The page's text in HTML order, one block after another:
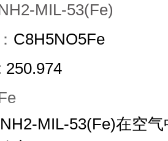
MIL-53(Fe)
C8H5NO5Fe
250.974
MIL-53(Fe)在空气